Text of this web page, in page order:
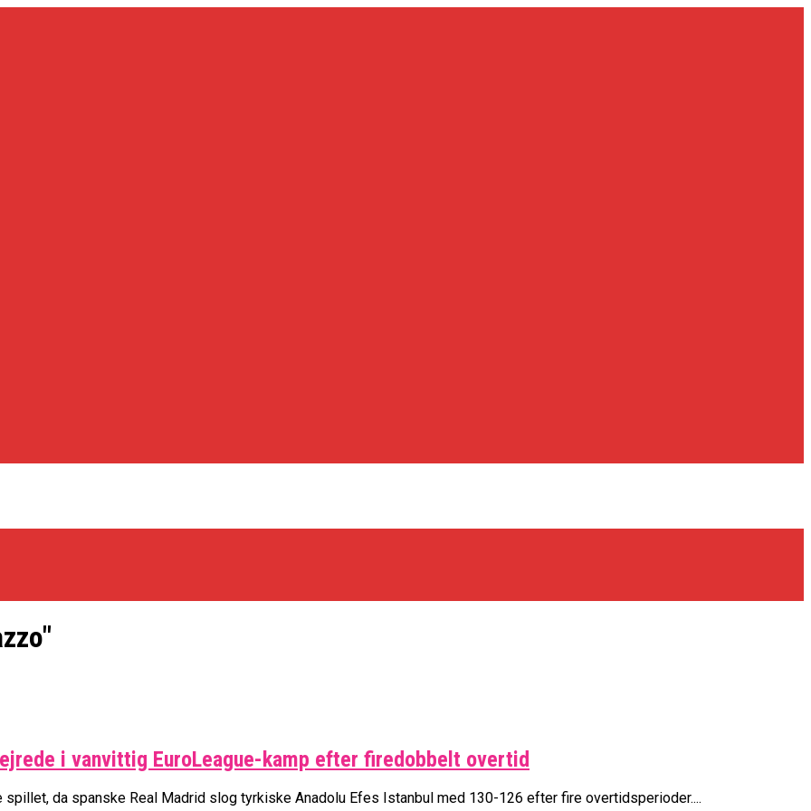
Guard På Plads
i vanvittig EuroLeague-kamp efter firedobbelt overtid
da spanske Real Madrid slog tyrkiske Anadolu Efes Istanbul med 130-126 efter fire overtidsperioder....